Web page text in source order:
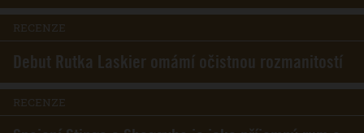
RECENZE
Debut Rutka Laskier omámí očistnou rozmanitostí
RECENZE